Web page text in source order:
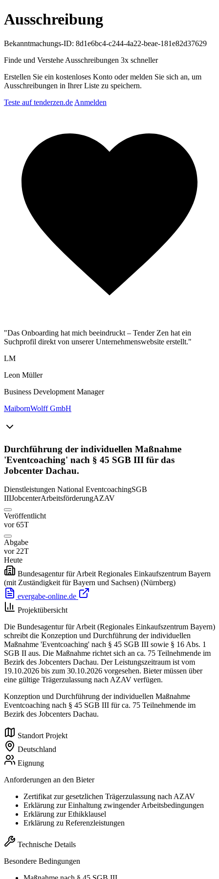
Ausschreibung
Bekanntmachungs-ID: 8d1e6bc4-c244-4a22-beae-181e82d37629
Finde und Verstehe Ausschreibungen 3x schneller
Erstellen Sie ein kostenloses Konto oder melden Sie sich an, um
Ausschreibungen in Ihrer Liste zu speichern.
Teste auf tenderzen.de Anmelden
"Das Onboarding hat mich beeindruckt – Tender Zen hat ein
Suchprofil direkt von unserer Unternehmenswebsite erstellt."
LM
Leon Müller
Business Development Manager
MaibornWolff GmbH
Durchführung der individuellen Maßnahme
'Eventcoaching' nach § 45 SGB III für das
Jobcenter Dachau.
Dienstleistungen National EventcoachingSGB
IIIJobcenterArbeitsförderungAZAV
Veröffentlicht
vor 65T
Abgabe
vor 22T
Heute
Bundesagentur für Arbeit Regionales Einkaufszentrum Bayern
(mit Zuständigkeit für Bayern und Sachsen) (Nürnberg)
evergabe-online.de
Projektübersicht
Die Bundesagentur für Arbeit (Regionales Einkaufszentrum Bayern)
schreibt die Konzeption und Durchführung der individuellen
Maßnahme 'Eventcoaching' nach § 45 SGB III sowie § 16 Abs. 1
SGB II aus. Die Maßnahme richtet sich an ca. 75 Teilnehmende im
Bezirk des Jobcenters Dachau. Der Leistungszeitraum ist vom
19.10.2026 bis zum 30.10.2026 vorgesehen. Bieter müssen über
eine gültige Trägerzulassung nach AZAV verfügen.
Konzeption und Durchführung der individuellen Maßnahme
Eventcoaching nach § 45 SGB III für ca. 75 Teilnehmende im
Bezirk des Jobcenters Dachau.
Standort Projekt
Deutschland
Eignung
Anforderungen an den Bieter
Zertifikat zur gesetzlichen Trägerzulassung nach AZAV
Erklärung zur Einhaltung zwingender Arbeitsbedingungen
Erklärung zur Ethikklausel
Erklärung zu Referenzleistungen
Technische Details
Besondere Bedingungen